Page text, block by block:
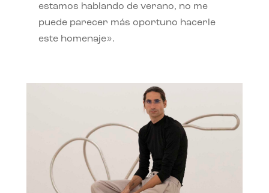
estamos hablando de verano, no me
puede parecer más oportuno hacerle
este homenaje».